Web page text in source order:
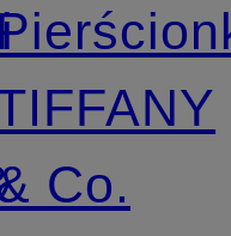
Co.